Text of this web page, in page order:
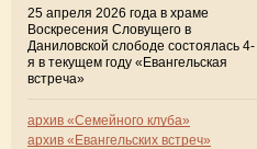
25 апреля 2026 года в храме
Воскресения Словущего в
Даниловской слободе состоялась 4-
я в текущем году «Евангельская
встреча»
архив «Семейного клуба»
архив «Евангельских встреч»